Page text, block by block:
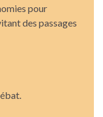
pour
des passages